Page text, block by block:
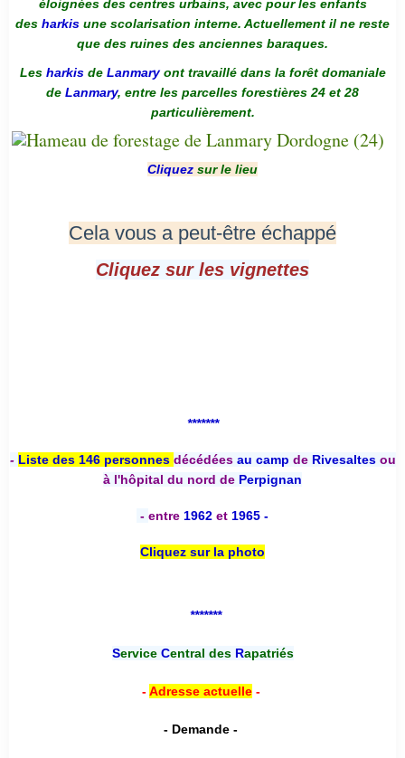
éloignées des centres urbains, avec pour les enfants
des harkis une scolarisation interne. Actuellement il ne reste
que des ruines des anciennes baraques.
Les harkis de Lanmaryont travaillé dans la forêt domaniale
de Lanmary, entre les parcelles forestières 24 et 28
particulièrement.
Cliquez sur le lieu
Cela vous a peut-être échappé
Cliquez sur les vignettes
*******
- Liste des 146 personnes décédées au camp deRivesaltesou
à l'hôpital du nord de Perpignan
- entre 1962 et 1965 -
Cliquez sur la photo
*******
Service Central desRapatriés
-Adresse actuelle-
- Demande -